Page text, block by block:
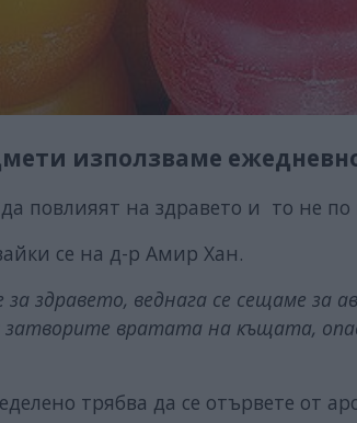
използваме
повлияят на здравето и то не
се на д-р Амир Хан.
здравето, веднага се сещаме за
вратата на къщата,
трябва да се отървете от